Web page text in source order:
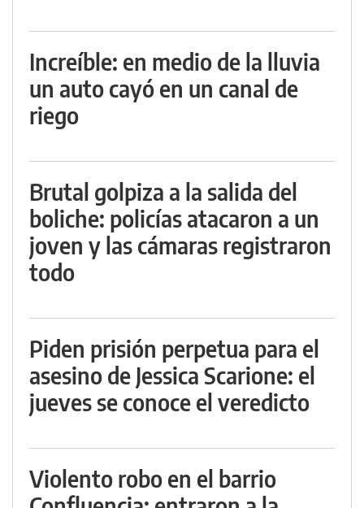
Increíble: en medio de la lluvia
un auto cayó en un canal de
riego
Brutal golpiza a la salida del
boliche: policías atacaron a un
joven y las cámaras registraron
todo
Piden prisión perpetua para el
asesino de Jessica Scarione: el
jueves se conoce el veredicto
Violento robo en el barrio